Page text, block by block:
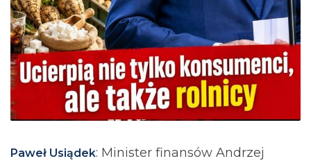
Paweł Usiądek: Minister finansów Andrzej